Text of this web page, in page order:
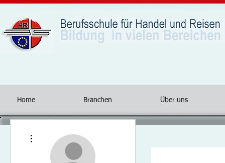
Home Branchen Über uns